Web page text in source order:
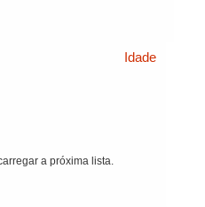
Idade
a próxima lista.